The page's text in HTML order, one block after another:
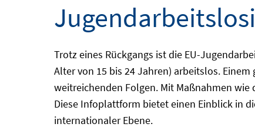
Trotz eines Rückgangs ist die EU-
Alter von 15 bis 24 Jahren) arbeitslos.
weitreichenden Folgen. Mit Maßnahmen
Diese Infoplattform bietet einen Einblick in
internationaler Ebene.